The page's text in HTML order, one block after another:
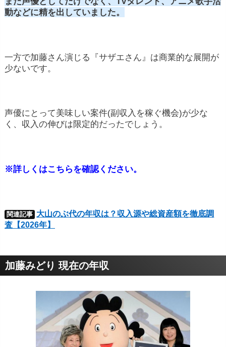
動などに精を出していました。
一方で加藤さん演じる『サザエさん』は商業的な展開が
少ないです。
声優にとって美味しい案件(副収入を稼ぐ機会)が少な
く、収入の伸びは限定的だったでしょう。
※詳しくはこちらを確認ください。
関連記事 大山のぶ代の年収は？収入源や総資産額を徹底調
査【2026年】
加藤みどり 現在の年収